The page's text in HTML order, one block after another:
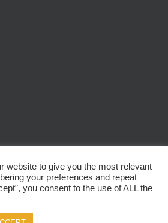
Labs * Get Wired | All Rights Reserved
FacebookInstagram
website to give you the most relevant
your preferences and repeat
you consent to the use of ALL the